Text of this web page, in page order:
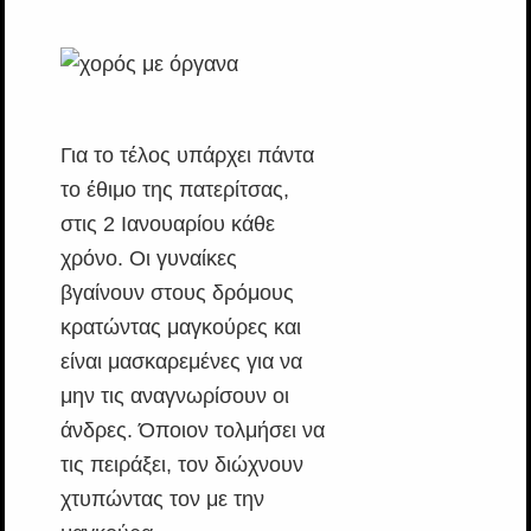
Για το τέλος υπάρχει πάντα
το έθιμο της πατερίτσας,
στις 2 Ιανουαρίου κάθε
χρόνο. Οι γυναίκες
βγαίνουν στους δρόμους
κρατώντας μαγκούρες και
είναι μασκαρεμένες για να
μην τις αναγνωρίσουν οι
άνδρες. Όποιον τολμήσει να
τις πειράξει, τον διώχνουν
χτυπώντας τον με την